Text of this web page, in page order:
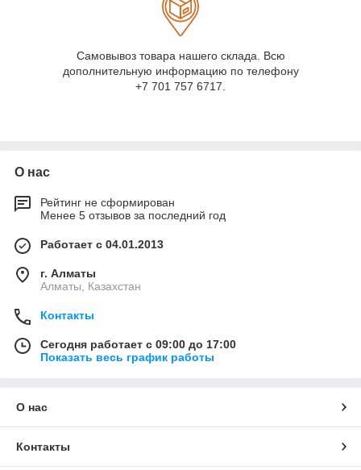
Cамовывоз товара нашего склада. Всю
дополнительную информацию по телефону
+7 701 757 6717.
О нас
Рейтинг не сформирован
Менее 5 отзывов за последний год
Работает с 04.01.2013
г. Алматы
Алматы, Казахстан
Контакты
Сегодня работает с 09:00 до 17:00
Показать весь график работы
О нас
Контакты